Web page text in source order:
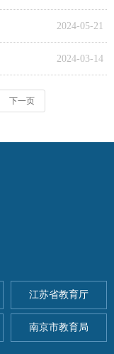
2024-05-21
2024-03-14
下一页
江苏省教育厅
南京市教育局